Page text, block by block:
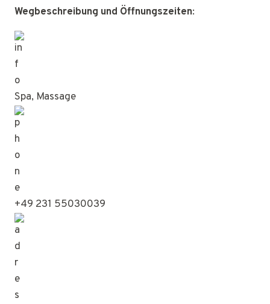
Wegbeschreibung und Öffnungszeiten:
Spa, Massage
+49 231 55030039